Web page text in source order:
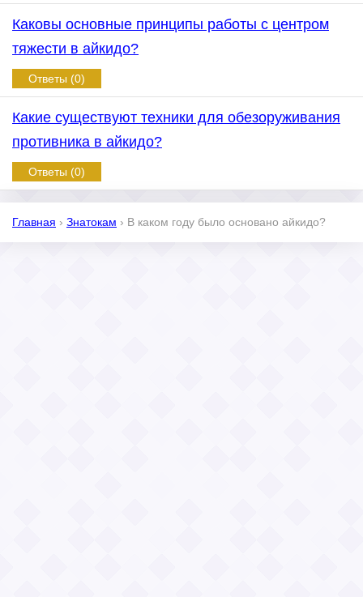
Каковы основные принципы работы с центром
тяжести в айкидо?
Ответы (0)
Какие существуют техники для обезоруживания
противника в айкидо?
Ответы (0)
Главная › Знатокам › В каком году было основано айкидо?